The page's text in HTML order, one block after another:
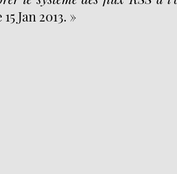
Jan 2013. »